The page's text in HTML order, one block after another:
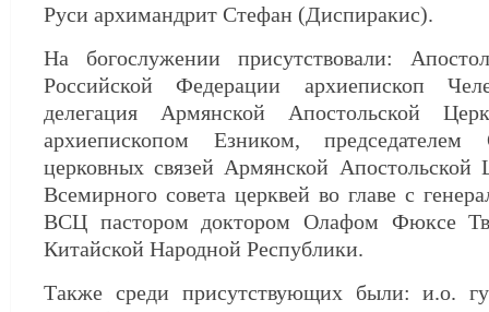
Руси архимандрит Стефан (Диспиракис).
На богослужении присутствовали:
Российской Федерации архиепископ
делегация Армянской Апостольской
архиепископом Езником,
церковных связей Армянской Апостольской
Всемирного совета церквей во главе с
ВСЦ пастором доктором Олафом Фюксе
Китайской Народной Республики.
Также среди присутствующих были: и.о.